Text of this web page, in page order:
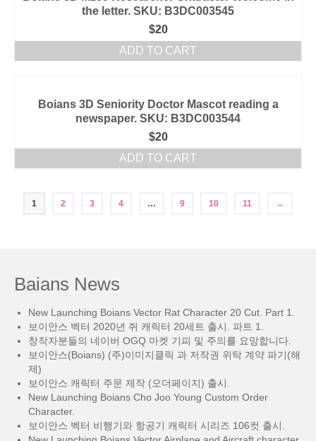
the letter. SKU: B3DC003545
$20
ADD TO CART
Boians 3D Seniority Doctor Mascot reading a
newspaper. SKU: B3DC003544
$20
ADD TO CART
1 2 3 4 … 9 10 11 →
Baians News
New Launching Boians Vector Rat Character 20 Cut. Part 1.
보이안스 벡터 2020년 쥐 캐릭터 20세트 출시. 파트 1.
창작자분들의 네이버 OGQ 마켓 기피 및 주의를 요망합니다.
보이안스(Boians) (주)이미지클릭 과 저작권 위탁 계약 파기(해
제)
보이안스 캐릭터 주문 제작 (오더페이지) 출시.
New Launching Boians Cho Joo Young Custom Order
Character.
보이안스 벡터 비행기와 항공기 캐릭터 시리즈 106컷 출시.